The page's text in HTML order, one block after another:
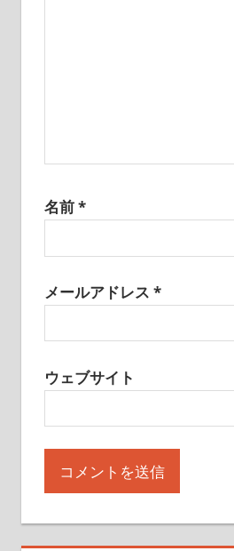
名前*
メールアドレス *
ウェブサイト